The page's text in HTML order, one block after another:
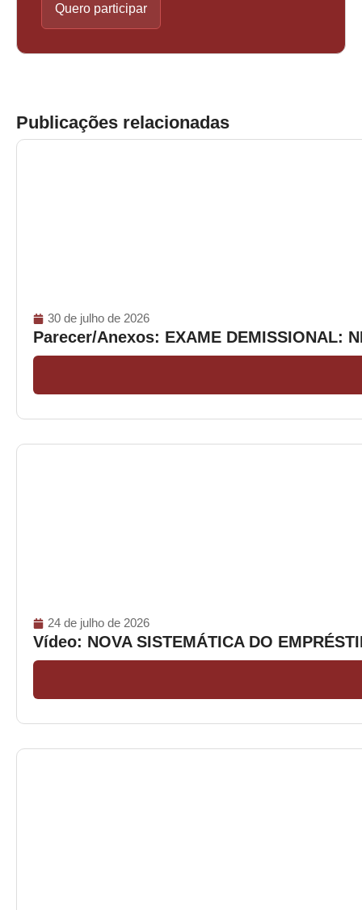
Quero participar
Publicações relacionadas
30 de julho de 2026
Parecer/Anexos: EXAME DEMISSIONAL:
24 de julho de 2026
Vídeo: NOVA SISTEMÁTICA DO